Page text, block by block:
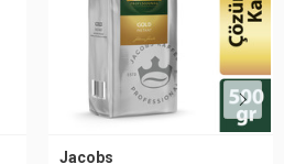
Jacobs